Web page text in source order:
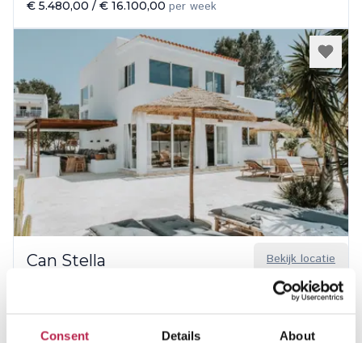
Consent Details About
€ 5.480,00 / € 16.100,00 per week
Bekijk locatie
Can Stella
€ 4.730,00 per week